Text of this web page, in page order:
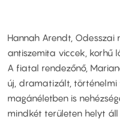
Hannah Arendt, Odesszai
antiszemita viccek, korhű
A fiatal rendezőnő,
új, dramatizált,
magánéletben is
mindkét területen helyt